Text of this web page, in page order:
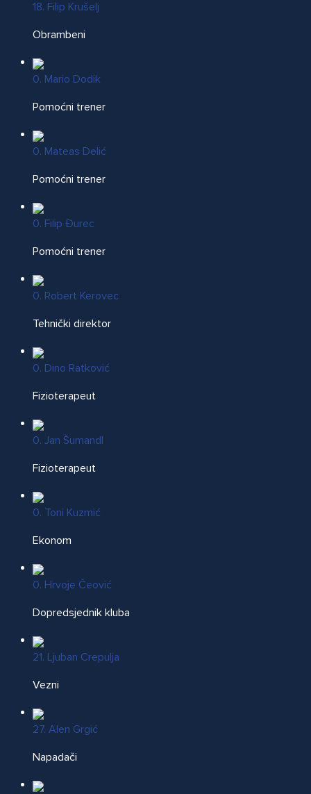
18. Filip Krušelj
Obrambeni
0. Mario Dodik
Pomoćni trener
0. Mateas Delić
Pomoćni trener
0. Filip Đurec
Pomoćni trener
0. Robert Kerovec
Tehnički direktor
0. Dino Ratković
Fizioterapeut
0. Jan Šumandl
Fizioterapeut
0. Toni Kuzmić
Ekonom
0. Hrvoje Čeović
Dopredsjednik kluba
21. Ljuban Crepulja
Vezni
27. Alen Grgić
Napadači